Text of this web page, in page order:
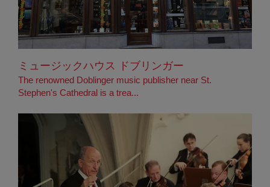
ミュージックハウス ドブリンガー
The renowned Doblinger music publisher near St.
Stephen's Cathedral is a trea...